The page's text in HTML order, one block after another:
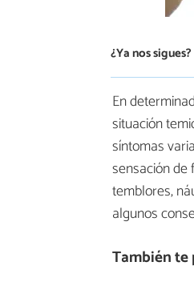
¿Ya nos sigues?
En
situación
síntomas
sensación de
temblores,
algunos
También te